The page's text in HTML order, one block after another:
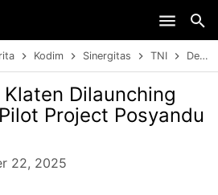
Kodim Sinergitas TNI Desa Gumulan Klaten Dilaunching Sebagai Desa Pilot Project Posyandu 6 SPM
Dilaunching
Project Posyandu
22, 2025